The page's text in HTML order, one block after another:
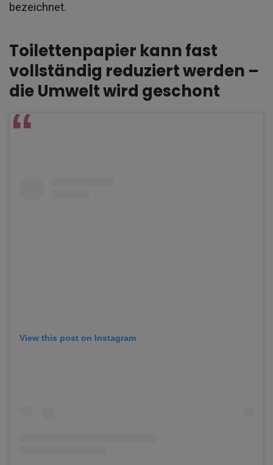
bezeichnet.
Toilettenpapier kann fast
vollständig reduziert werden –
die Umwelt wird geschont
View this post on Instagram